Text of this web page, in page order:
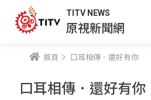
TITV NEWS
原視新聞網
首頁 口耳相傳．還好有你
口耳相傳．還好有你